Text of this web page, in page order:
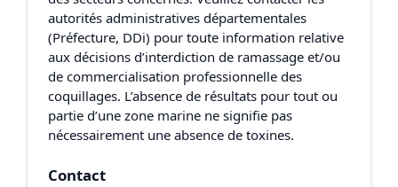
autorités administratives départementales
(Préfecture, DDi) pour toute information relative
aux décisions d’interdiction de ramassage et/ou
de commercialisation professionnelle des
coquillages. L’absence de résultats pour tout ou
partie d’une zone marine ne signifie pas
nécessairement une absence de toxines.
Contact